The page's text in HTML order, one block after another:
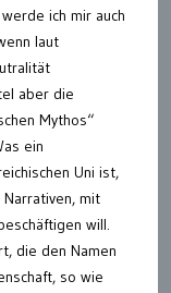
ich mir auch
laut
aber die
Mythos“
ein
Uni ist,
mit
will.
die den Namen
so wie